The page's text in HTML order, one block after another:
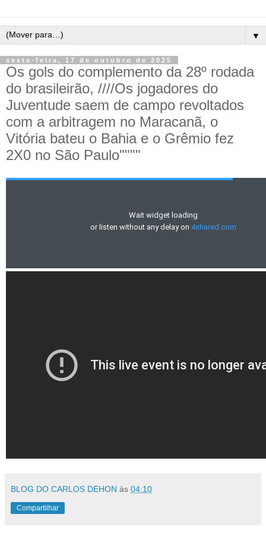
▼
sexta-feira, 17 de outubro de 2025
Os gols do complemento da 28º rodada
do brasileirão, ////Os jogadores do
Juventude saem de campo revoltados
com a arbitragem no Maracanã, o
Vitória bateu o Bahia e o Grêmio fez
2X0 no São Paulo""""
BLOG DO CARLOS DEHON às 04:10
Compartilhar